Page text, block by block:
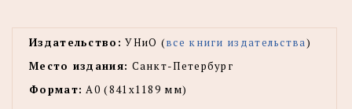
Издательство: УНиО (все книги издательства)
Место издания: Санкт-Петербург
Формат: А0 (841x1189 мм)